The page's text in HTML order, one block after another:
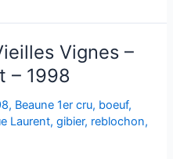
Vignes –
– 1998
, Beaune 1er cru, boeuf,
Laurent,gibier, reblochon,